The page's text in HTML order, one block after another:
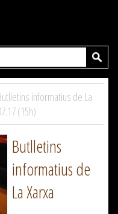
informatius de La
(15h)
Butlletins
informatius de
La Xarxa